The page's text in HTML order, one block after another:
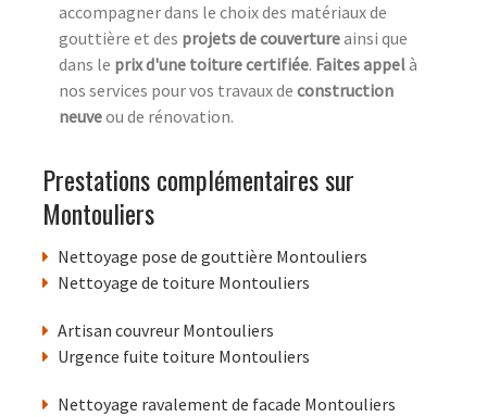
accompagner dans le choix des matériaux de
gouttière et des projets de couvertureainsi que
dans le prix d'une toiture certifiée. Faites appelà
nos services pour vos travaux de construction
neuveou de rénovation.
Prestations complémentaires sur
Montouliers
Nettoyage pose de gouttière Montouliers
Nettoyage de toiture Montouliers
Artisan couvreur Montouliers
Urgence fuite toiture Montouliers
Nettoyage ravalement de facade Montouliers